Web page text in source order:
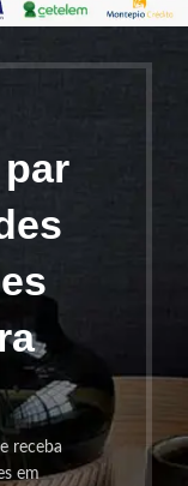
receba
em